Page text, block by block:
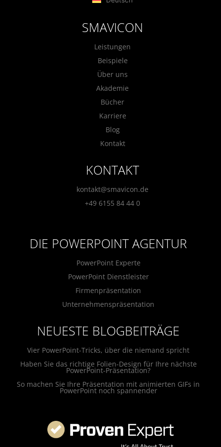
SMAVICON
Leistungen
Beispiele
Über uns
Akademie
Bücher
Karriere
Blog
Kontakt
KONTAKT
kontakt@smavicon.de
+49 6155 84 44 0
DIE POWERPOINT AGENTUR
PowerPoint Experte
PowerPoint Dienstleister
Firmenpräsentation
Unternehmenspräsentation
NEUESTE BLOGBEITRÄGE
Vier PowerPoint-Tricks, über die niemand spricht
Haben Sie das richtige Folien-Design für Ihre nächste
PowerPoint-Präsentation?
So machen Sie Ihre Präsentation mit animierten GIFs in
PowerPoint noch spannender